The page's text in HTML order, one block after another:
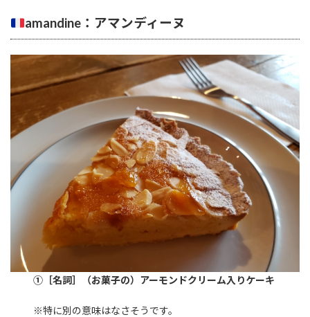
amandine：アマンディーヌ
①［名詞］（お菓子の）アーモンドクリーム入りケーキ
※特に別の意味はなさそうです。